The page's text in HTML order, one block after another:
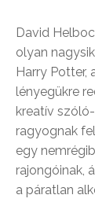
David
olyan
Harry Potter,
lényegükre
kreatív
ragyognak
egy
rajongóinak,
a páratlan